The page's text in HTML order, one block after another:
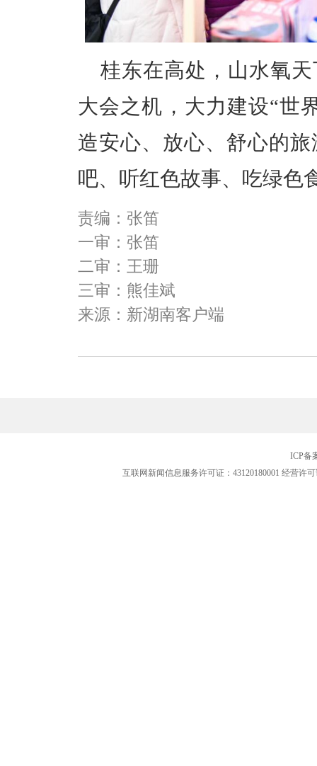
桂东在高处，山水氧
大会之机，大力建设“世
造安心、放心、舒心的
吧、听红色故事、吃绿色
责编：张笛
一审：张笛
二审：王珊
三审：熊佳斌
来源：新湖南客户端
ICP备
互联网新闻信息服务许可证：43120180001 经营许可